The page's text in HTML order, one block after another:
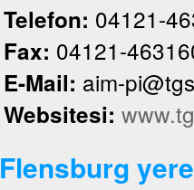
Telefon: 04121-
Fax: 04121-
E-Mail: aim-
Websitesi:
Flensburg